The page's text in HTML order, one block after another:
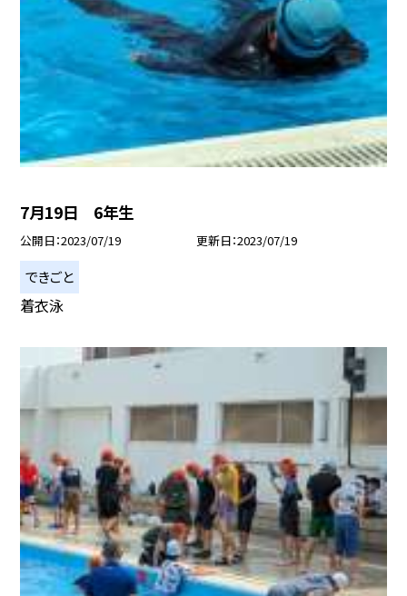
7月19日 6年生
公開日 2023/07/19 更新日 2023/07/19
できごと
着衣泳